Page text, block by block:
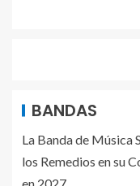
BANDAS
La Banda de Música
los Remedios en su